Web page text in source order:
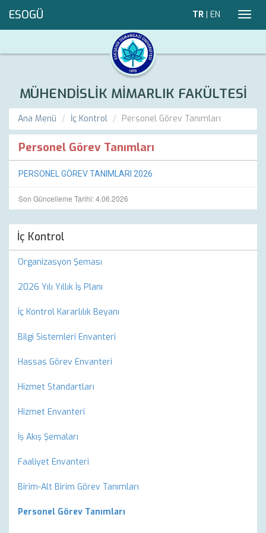
ESOGÜ TR | EN
MÜHENDİSLİK MİMARLIK FAKÜLTESİ
Ana Menü İç Kontrol Personel Görev Tanımları
Personel Görev Tanımları
PERSONEL GÖREV TANIMLARI 2026
Son Güncelleme Tarihi: 4.06.2026
İç Kontrol
Organizasyon Şeması
2026 Yılı Yıllık İş Planı
İç Kontrol Kararlılık Beyanı
Bilgi Sistemleri Envanteri
Hassas Görev Envanteri
Hizmet Standartları
Hizmet Envanteri
İş Akış Şemaları
Faaliyet Envanteri
Birim-Alt Birim Görev Tanımları
Personel Görev Tanımları